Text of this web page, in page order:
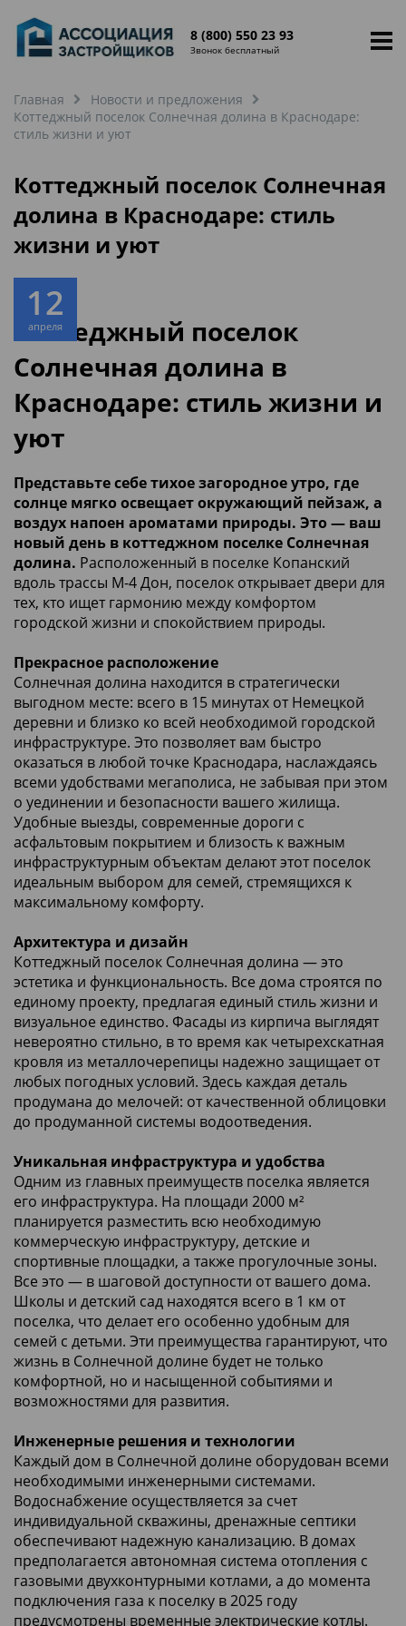
8 (800) 550 23 93
Звонок бесплатный
Главная
Новости и предложения
Коттеджный поселок Солнечная долина в Краснодаре:
стиль жизни и уют
Коттеджный поселок Солнечная
долина в Краснодаре: стиль
жизни и уют
12
апреля
Коттеджный поселок
Солнечная долина в
Краснодаре: стиль жизни и
уют
Представьте себе тихое загородное утро, где
солнце мягко освещает окружающий пейзаж, а
воздух напоен ароматами природы. Это — ваш
новый день в коттеджном поселке Солнечная
долина. Расположенный в поселке Копанский
вдоль трассы М-4 Дон, поселок открывает двери для
тех, кто ищет гармонию между комфортом
городской жизни и спокойствием природы.
Прекрасное расположение
Солнечная долина находится в стратегически
выгодном месте: всего в 15 минутах от Немецкой
деревни и близко ко всей необходимой городской
инфраструктуре. Это позволяет вам быстро
оказаться в любой точке Краснодара, наслаждаясь
всеми удобствами мегаполиса, не забывая при этом
о уединении и безопасности вашего жилища.
Удобные выезды, современные дороги с
асфальтовым покрытием и близость к важным
инфраструктурным объектам делают этот поселок
идеальным выбором для семей, стремящихся к
максимальному комфорту.
Архитектура и дизайн
Коттеджный поселок Солнечная долина — это
эстетика и функциональность. Все дома строятся по
единому проекту, предлагая единый стиль жизни и
визуальное единство. Фасады из кирпича выглядят
невероятно стильно, в то время как четырехскатная
кровля из металлочерепицы надежно защищает от
любых погодных условий. Здесь каждая деталь
продумана до мелочей: от качественной облицовки
до продуманной системы водоотведения.
Уникальная инфраструктура и удобства
Одним из главных преимуществ поселка является
его инфраструктура. На площади 2000 м²
планируется разместить всю необходимую
коммерческую инфраструктуру, детские и
спортивные площадки, а также прогулочные зоны.
Все это — в шаговой доступности от вашего дома.
Школы и детский сад находятся всего в 1 км от
поселка, что делает его особенно удобным для
семей с детьми. Эти преимущества гарантируют, что
жизнь в Солнечной долине будет не только
комфортной, но и насыщенной событиями и
возможностями для развития.
Инженерные решения и технологии
Каждый дом в Солнечной долине оборудован всеми
необходимыми инженерными системами.
Водоснабжение осуществляется за счет
индивидуальной скважины, дренажные септики
обеспечивают надежную канализацию. В домах
предполагается автономная система отопления с
газовыми двухконтурными котлами, а до момента
подключения газа к поселку в 2025 году
предусмотрены временные электрические котлы.